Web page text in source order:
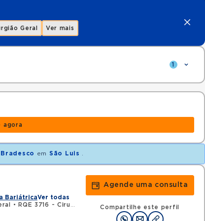
Geral Ver mais
1
agora
Bradesco em São Luis
BariátricaVer todas
•
RQE 3716 - Cirurgia do aparelho digestivo
Agende uma consulta
Compartilhe este perfil